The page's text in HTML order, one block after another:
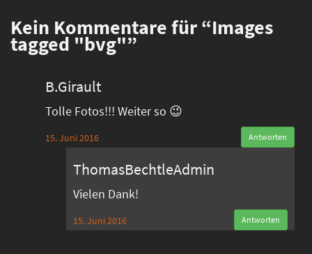
Kein Kommentare für “Images
tagged "bvg"”
B.Girault
Tolle Fotos!!! Weiter so 😉
15. Juni 2016 Antworten
ThomasBechtleAdmin
Vielen Dank!
15. Juni 2016 Antworten